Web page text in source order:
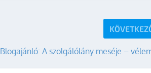
Blogajánló: A szolgálólány meséje –